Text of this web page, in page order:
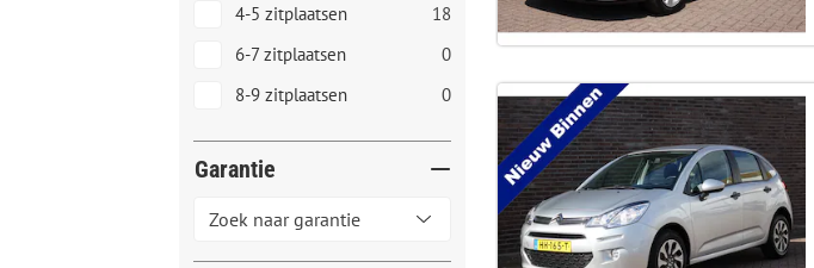
4-5 zitplaatsen
18
6-7 zitplaatsen
0
8-9 zitplaatsen
0
Garantie